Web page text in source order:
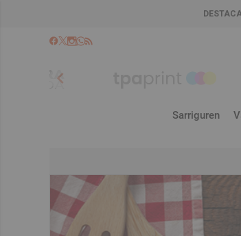
chevron_left
Sarriguren